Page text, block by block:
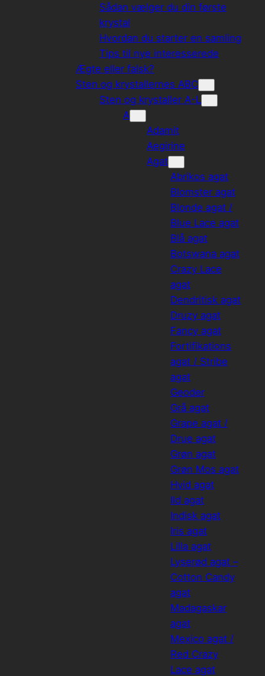
Sådan vælger du din første
krystal
Hvordan du starter en samling
Tips til nye interesserede
Ægte eller falsk?
Sten og krystallernes ABC
Sten og krystaller A-L
A
Adamit
Aegirine
Agat
Abrikos agat
Blomster agat
Blonde agat /
Blue Lace agat
Blå agat
Botswana agat
Crazy Lace
agat
Dendritisk agat
Druzy agat
Fancy agat
Fortifikations
agat / Stribe
agat
Geoder
Grå agat
Grape agat /
Drue agat
Grøn agat
Grøn Mos agat
Hvid agat
Ild agat
Indisk agat
Iris agat
Lilla agat
Lyserød agat –
Cotton Candy
agat
Madagaskar
agat
Mexico agat /
Red Crazy
Lace agat